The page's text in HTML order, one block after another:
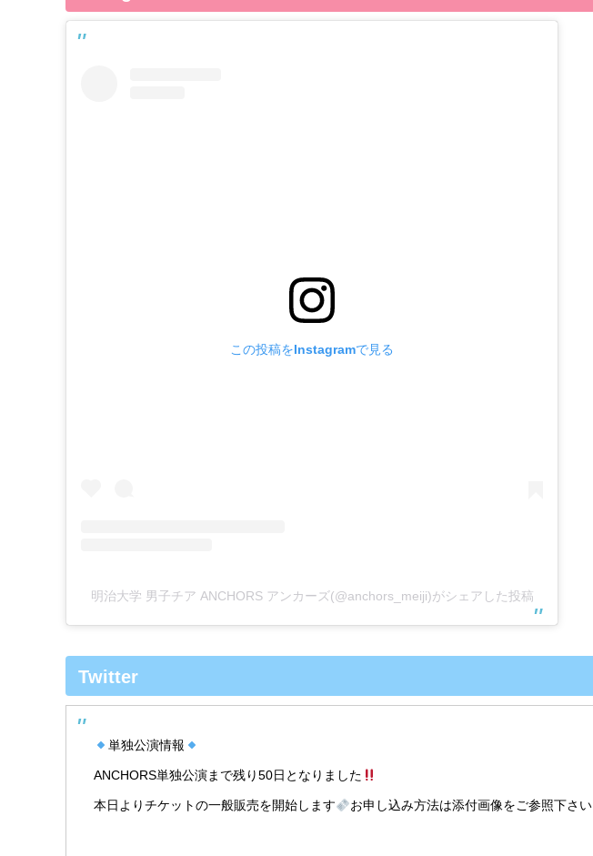
この投稿をInstagramで見る
明治大学 男子チア ANCHORS アンカーズ(@anchors_meiji)がシェアした投稿
Twitter
単独公演情報
ANCHORS単独公演まで残り50日となりました
本日よりチケットの一般販売を開始します お申し込み方法は添付画像をご参照下さい